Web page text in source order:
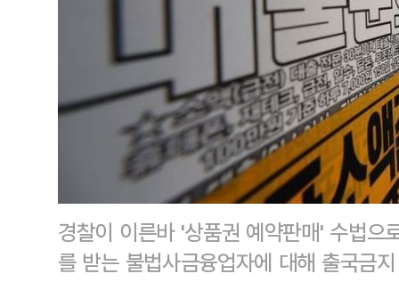
경찰이 이른바 '상품권 예약판매' 수법
를 받는 불법사금융업자에 대해 출국금